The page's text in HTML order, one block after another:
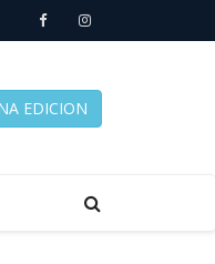
EDICION